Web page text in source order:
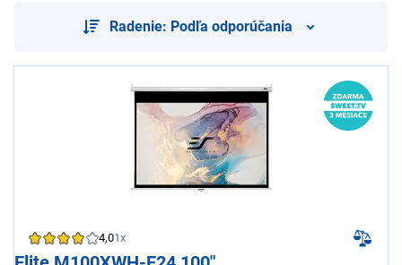
Radenie: Podľa odporúčania
4,01x